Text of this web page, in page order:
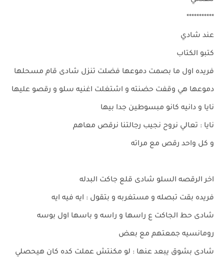
***********
عند شادي
كتبو الكتاب
فريده اول ما بصمت دموعها فضلت تنزل شادى قام مسحلها
دموعها هي وقفت حضنته و اشتغلت اغنيه سلو و رقصو عليها
نايا و دانيه كانو مبسوطين جدا بيها
نايا : تعالي نروح نجيب رجالتنا نرقص معاهم
و كل واحد رقص مع مراته
اخر الرقصه السلو شادى قلع جاكت البدله
فريده بقت تبصله و مستغربه و بتقول : ايه فيه ايه
شادى حط الجاكت ع راسها و راسه و باسها اول بوسه
رومانسيه جمعتهم مع بعض
شادى بشوق يبعد عنها : لو مكنتش عملت كده كان هيحصلي